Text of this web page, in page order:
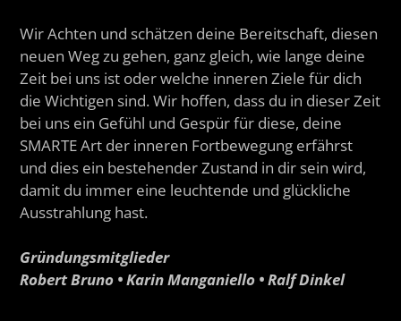
Wir Achten und schätzen deine Bereitschaft, diesen
neuen Weg zu gehen, ganz gleich, wie lange deine
Zeit bei uns ist oder welche inneren Ziele für dich
die Wichtigen sind. Wir hoffen, dass du in dieser Zeit
bei uns ein Gefühl und Gespür für diese, deine
SMARTE Art der inneren Fortbewegung erfährst
und dies ein bestehender Zustand in dir sein wird,
damit du immer eine leuchtende und glückliche
Ausstrahlung hast.
Gründungsmitglieder
Robert Bruno • Karin Manganiello • Ralf Dinkel